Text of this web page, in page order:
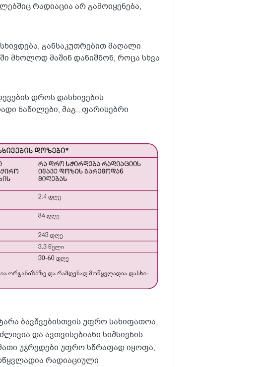
რადიაცია არ გამოიყენება,
განსაკუთრებით მაღალი
მხოლოდ მაშინ დანიშნონ, როცა სხვა
დროს დასხივების
ნაწილები, მაგ., ფარისებრი
ბავშვებისთვის უფრო სახიფათოა,
და ავთვისებიანი სიმსივნის
უჯრედები უფრო სწრაფად იყოფა,
რადიაციული